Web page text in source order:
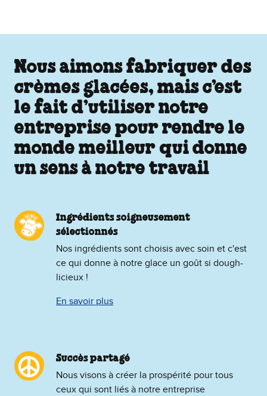
Nous aimons fabriquer des
crèmes glacées, mais c’est
le fait d’utiliser notre
entreprise pour rendre le
monde meilleur qui donne
un sens à notre travail
Ingrédients soigneusement
sélectionnés
Nos ingrédients sont choisis avec soin et c'est
ce qui donne à notre glace un goût si dough-
licieux !
En savoir plus
Succès partagé
Nous visons à créer la prospérité pour tous
ceux qui sont liés à notre entreprise